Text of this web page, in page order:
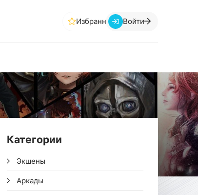
Избранное Войти
Категории
Экшены
Аркады